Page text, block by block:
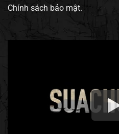
Chính sách bảo mật.